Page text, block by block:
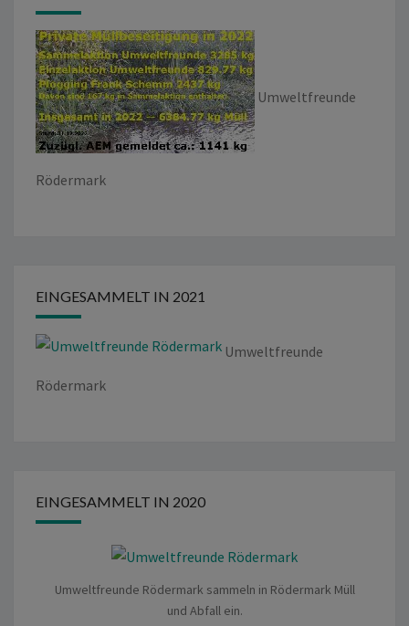
Umweltfreunde
Rödermark
EINGESAMMELT IN 2021
Umweltfreunde
Rödermark
EINGESAMMELT IN 2020
Umweltfreunde Rödermark sammeln in Rödermark Müll
und Abfall ein.